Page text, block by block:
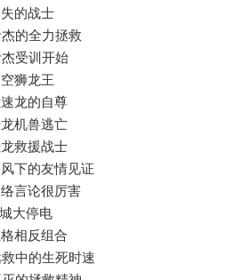
的战士
的全力拯救
受训开始
狮龙王
龙的自尊
机兽逃亡
救援战士
下的友情见证
言论很厉害
大停电
相反组合
中的生死时速